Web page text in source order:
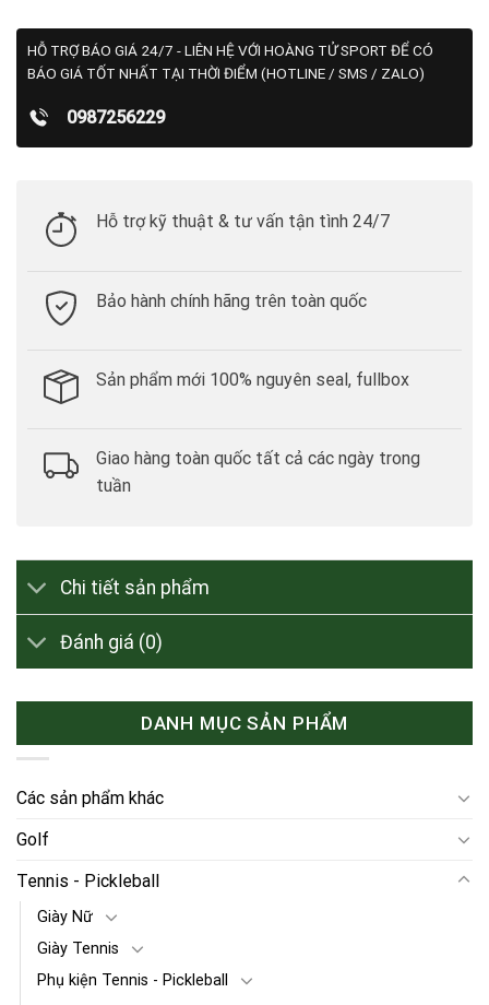
HỖ TRỢ BÁO GIÁ 24/7 - LIÊN HỆ VỚI HOÀNG TỬ SPORT ĐỂ CÓ
BÁO GIÁ TỐT NHẤT TẠI THỜI ĐIỂM (HOTLINE / SMS / ZALO)
0987256229
Hỗ trợ kỹ thuật & tư vấn tận tình 24/7
Bảo hành chính hãng trên toàn quốc
Sản phẩm mới 100% nguyên seal, fullbox
Giao hàng toàn quốc tất cả các ngày trong
tuần
Chi tiết sản phẩm
Đánh giá (0)
DANH MỤC SẢN PHẨM
Các sản phẩm khác
Golf
Tennis - Pickleball
Giày Nữ
Giày Tennis
Phụ kiện Tennis - Pickleball